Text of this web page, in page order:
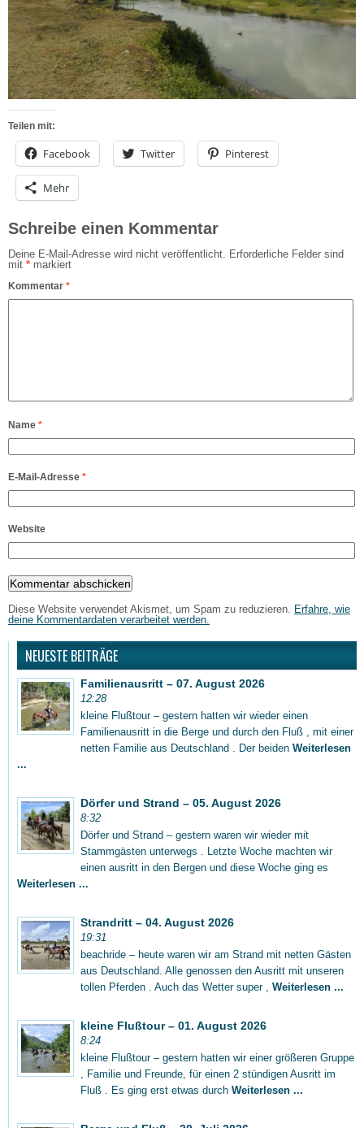
Teilen mit:
Facebook Twitter Pinterest
Mehr
Schreibe einen Kommentar
Deine E-Mail-Adresse wird nicht veröffentlicht.
Erforderliche Felder sind
mit * markiert
Kommentar *
Name *
E-Mail-Adresse *
Website
Diese Website verwendet Akismet, um Spam zu reduzieren.
Erfahre, wie
deine Kommentardaten verarbeitet werden.
NEUESTE BEITRÄGE
Familienausritt – 07. August 2026
12:28
kleine Flußtour – gestern hatten wir wieder einen
Familienausritt in die Berge und durch den Fluß , mit einer
netten Familie aus Deutschland . Der beiden Weiterlesen
...
Dörfer und Strand – 05. August 2026
8:32
Dörfer und Strand – gestern waren wir wieder mit
Stammgästen unterwegs . Letzte Woche machten wir
einen ausritt in den Bergen und diese Woche ging es
Weiterlesen ...
Strandritt – 04. August 2026
19:31
beachride – heute waren wir am Strand mit netten Gästen
aus Deutschland. Alle genossen den Ausritt mit unseren
tollen Pferden . Auch das Wetter super , Weiterlesen ...
kleine Flußtour – 01. August 2026
8:24
kleine Flußtour – gestern hatten wir einer größeren Gruppe
, Familie und Freunde, für einen 2 stündigen Ausritt im
Fluß . Es ging erst etwas durch Weiterlesen ...